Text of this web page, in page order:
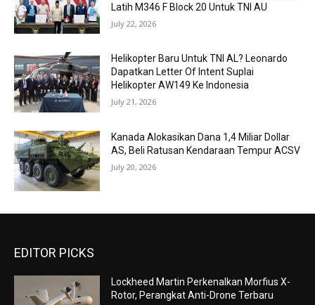
Latih M346 F Block 20 Untuk TNI AU
July 22, 2026
Helikopter Baru Untuk TNI AL? Leonardo
Dapatkan Letter Of Intent Suplai
Helikopter AW149 Ke Indonesia
July 21, 2026
Kanada Alokasikan Dana 1,4 Miliar Dollar
AS, Beli Ratusan Kendaraan Tempur ACSV
July 20, 2026
EDITOR PICKS
Lockheed Martin Perkenalkan Morfius X-
Rotor, Perangkat Anti-Drone Terbaru